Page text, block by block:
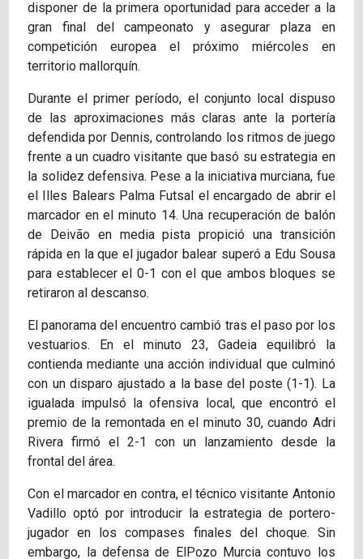
disponer de la primera oportunidad para acceder a la
gran final del campeonato y asegurar plaza en
competición europea el próximo miércoles en
territorio mallorquín.
Durante el primer período, el conjunto local dispuso
de las aproximaciones más claras ante la portería
defendida por Dennis, controlando los ritmos de juego
frente a un cuadro visitante que basó su estrategia en
la solidez defensiva. Pese a la iniciativa murciana, fue
el Illes Balears Palma Futsal el encargado de abrir el
marcador en el minuto 14. Una recuperación de balón
de Deivão en media pista propició una transición
rápida en la que el jugador balear superó a Edu Sousa
para establecer el 0-1 con el que ambos bloques se
retiraron al descanso.
El panorama del encuentro cambió tras el paso por los
vestuarios. En el minuto 23, Gadeia equilibró la
contienda mediante una acción individual que culminó
con un disparo ajustado a la base del poste (1-1). La
igualada impulsó la ofensiva local, que encontró el
premio de la remontada en el minuto 30, cuando Adri
Rivera firmó el 2-1 con un lanzamiento desde la
frontal del área.
Con el marcador en contra, el técnico visitante Antonio
Vadillo optó por introducir la estrategia de portero-
jugador en los compases finales del choque. Sin
embargo, la defensa de ElPozo Murcia contuvo los